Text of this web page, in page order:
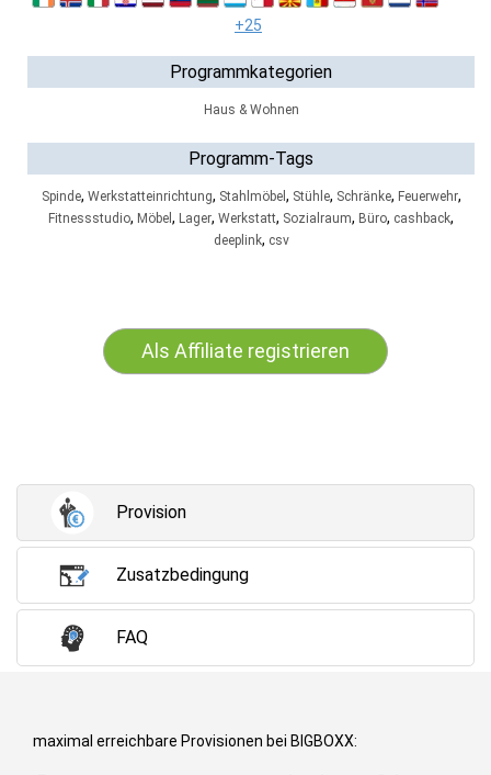
+25
Programmkategorien
Haus & Wohnen
Programm-Tags
Spinde, Werkstatteinrichtung, Stahlmöbel , Stühle, Schränke, Feuerwehr,
Fitnessstudio, Möbel , Lager, Werkstatt, Sozialraum, Büro, cashback,
deeplink, csv
Als Affiliate registrieren
Provision
Zusatzbedingung
FAQ
maximal erreichbare Provisionen bei BIGBOXX: